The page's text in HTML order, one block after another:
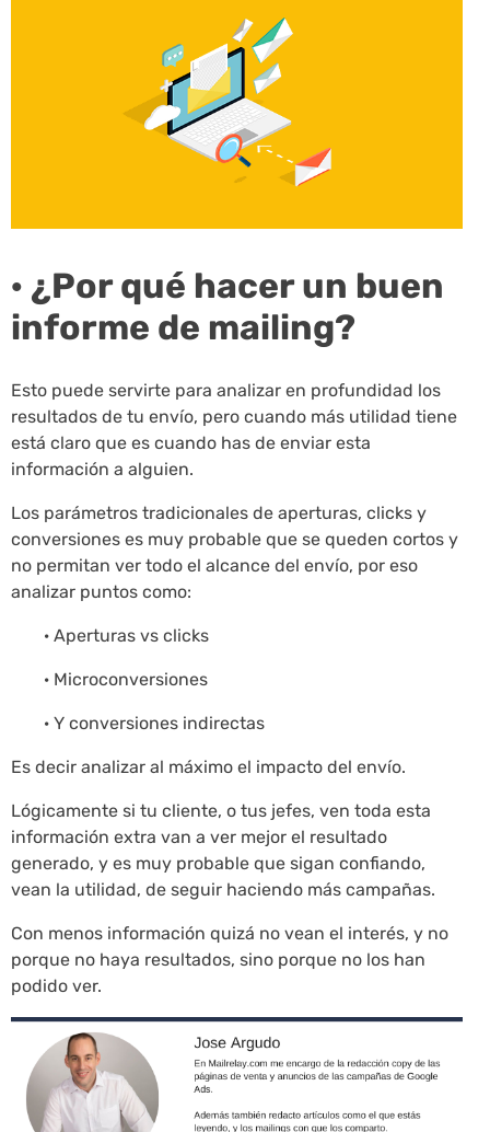
· ¿Por qué hacer un buen
informe de mailing?
Esto puede servirte para analizar en profundidad los
resultados de tu envío, pero cuando más utilidad tiene
está claro que es cuando has de enviar esta
información a alguien.
Los parámetros tradicionales de aperturas, clicks y
conversiones es muy probable que se queden cortos y
no permitan ver todo el alcance del envío, por eso
analizar puntos como:
· Aperturas vs clicks
· Microconversiones
· Y conversiones indirectas
Es decir analizar al máximo el impacto del envío.
Lógicamente si tu cliente, o tus jefes, ven toda esta
información extra van a ver mejor el resultado
generado, y es muy probable que sigan confiando,
vean la utilidad, de seguir haciendo más campañas.
Con menos información quizá no vean el interés, y no
porque no haya resultados, sino porque no los han
podido ver.